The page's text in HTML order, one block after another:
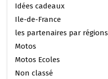
Idées cadeaux
Ile-de-France
les partenaires par régions
Motos
Motos Ecoles
Non classé